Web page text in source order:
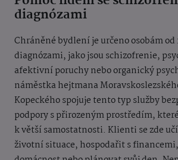
diagnózami
Chráněné bydlení je určeno osobám od
diagnózami, jako jsou schizofrenie,
afektivní poruchy nebo organický
náměstka hejtmana
Kopeckého spojuje tento typ služby
podpory s přirozeným prostředím,
k větší samostatnosti. Klienti se zde
životní situace, hospodařit s